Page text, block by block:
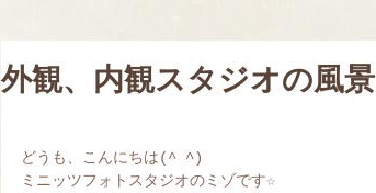
外観、内観スタジオの風景
どうも、こんにちは(^ ^)
ミニッツフォトスタジオのミゾです☆